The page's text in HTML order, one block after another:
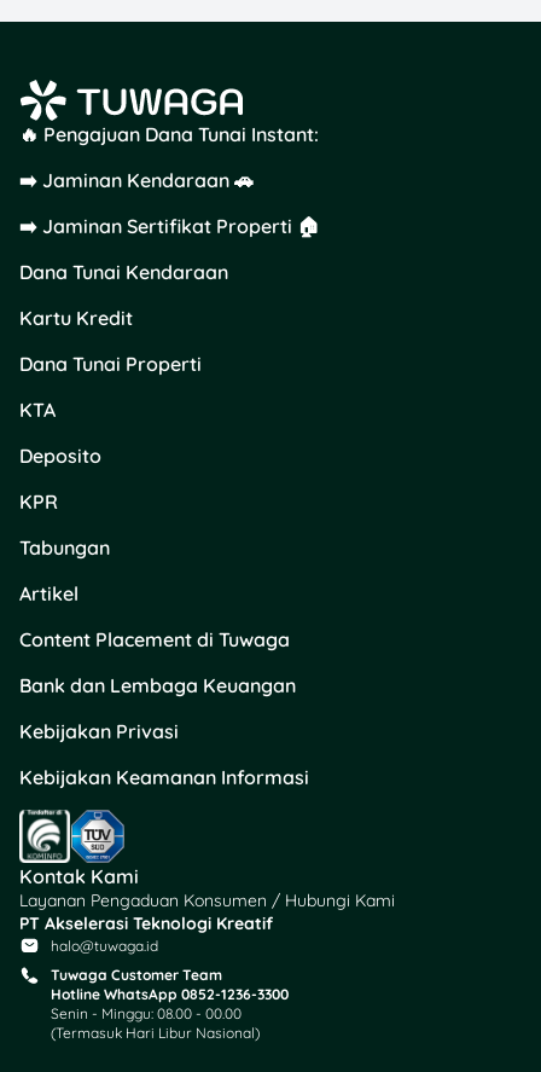
🔥 Pengajuan Dana Tunai Instant:
➡️ Jaminan Kendaraan 🚗
➡️ Jaminan Sertifikat Properti 🏠
Dana Tunai Kendaraan
Kartu Kredit
Dana Tunai Properti
KTA
Deposito
KPR
Tabungan
Artikel
Content Placement di Tuwaga
Bank dan Lembaga Keuangan
Kebijakan Privasi
Kebijakan Keamanan Informasi
Kontak Kami
Layanan Pengaduan Konsumen / Hubungi Kami
PT Akselerasi Teknologi Kreatif
halo@tuwaga.id
Tuwaga Customer Team
Hotline WhatsApp 0852-1236-3300
Senin - Minggu: 08.00 - 00.00
(Termasuk Hari Libur Nasional)